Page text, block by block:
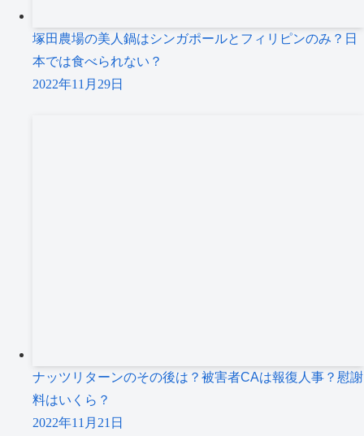
塚田農場の美人鍋はシンガポールとフィリピンのみ？日
本では食べられない？
2022年11月29日
ナッツリターンのその後は？被害者CAは報復人事？慰謝
料はいくら？
2022年11月21日